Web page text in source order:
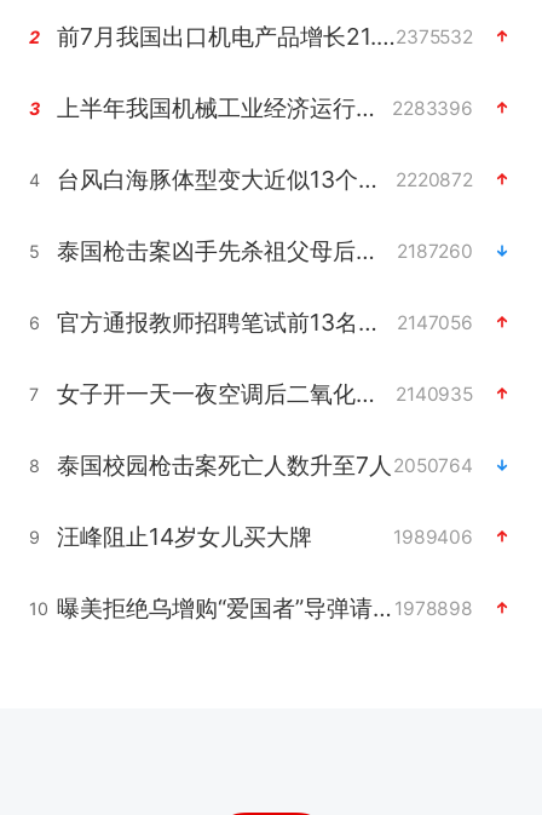
2 前7月我国出口机电产品增长21.2%2375532
3 上半年我国机械工业经济运行稳中有进 2283396
4 台风白海豚体型变大近似13个浙江面积 2220872
5 泰国枪击案凶手先杀祖父母后行凶 2187260
6 官方通报教师招聘笔试前13名被淘汰 2147056
7 女子开一天一夜空调后二氧化碳中毒 2140935
8 泰国校园枪击案死亡人数升至7人 2050764
9 汪峰阻止14岁女儿买大牌 1989406
10 曝美拒绝乌增购“爱国者”导弹请求 1978898